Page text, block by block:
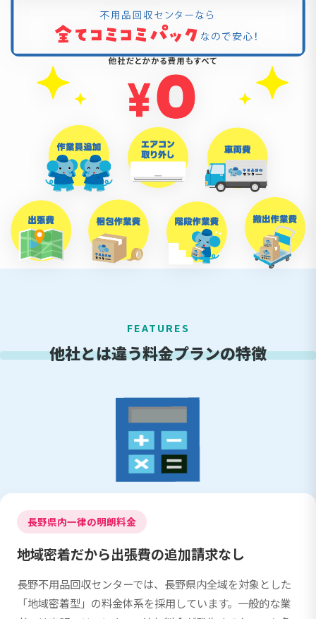
FEATURES
他社とは違う料金プランの特徴
長野県内一律の明朗料金
地域密着だから出張費の追加請求なし
長野不用品回収センターでは、長野県内全域を対象とした
「地域密着型」の料金体系を採用しています。一般的な業